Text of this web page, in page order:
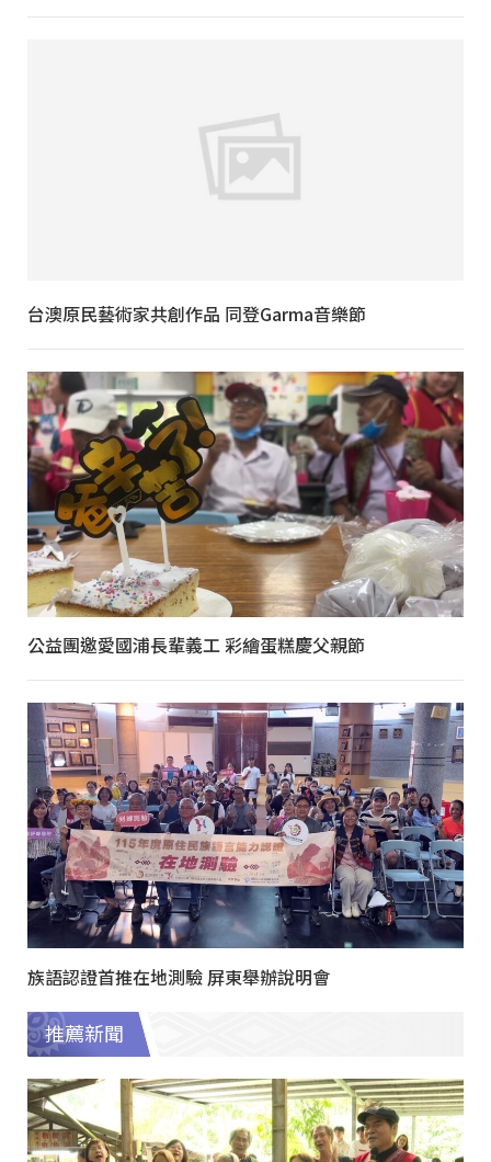
台澳原民藝術家共創作品 同登Garma音樂節
公益團邀愛國浦長輩義工 彩繪蛋糕慶父親節
族語認證首推在地測驗 屏東舉辦說明會
推薦新聞